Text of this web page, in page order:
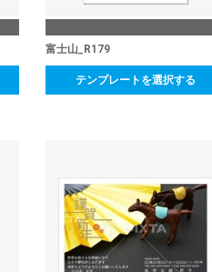
富士山_R179
テンプレートを選択する